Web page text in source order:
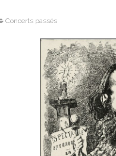
Concerts passés